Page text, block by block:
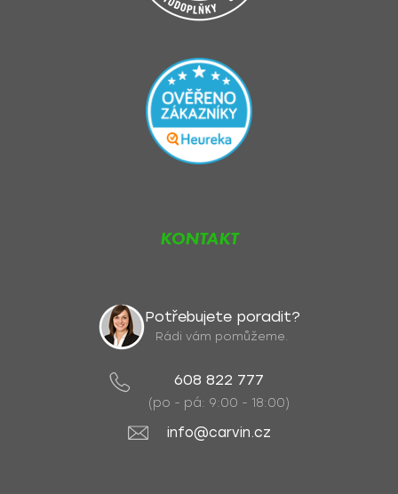
KONTAKT
Potřebujete poradit?
Rádi vám pomůžeme.
608 822 777
(po - pá: 9:00 - 18:00)
info@carvin.cz